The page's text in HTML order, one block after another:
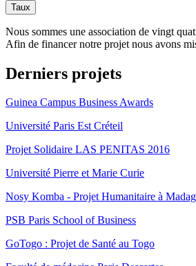
Nous sommes une association de vingt
Afin de financer notre projet nous avons
Derniers projets
Guinea Campus Business Awards
Université Paris Est Créteil
Projet Solidaire LAS PENITAS 2016
Université Pierre et Marie Curie
Nosy Komba - Projet Humanitaire à
PSB Paris School of Business
GoTogo : Projet de Santé au Togo